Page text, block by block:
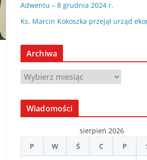
Adwentu – 8 grudnia 2024 r.
Ks. Marcin Kokoszka przejął urząd
Archiwa
A
r
c
w
Wiadomości
sierpień 2026
P
W Ś C P